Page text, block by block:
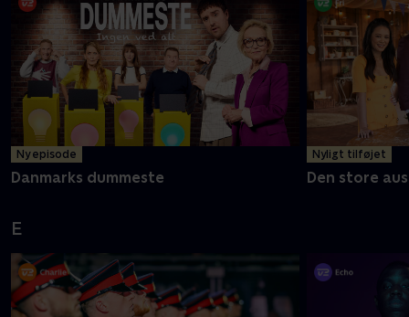
Ny episode
Danmarks dummeste
Nyligt tilføjet
Den store
E